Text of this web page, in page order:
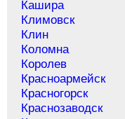
Кашира
Климовск
Клин
Коломна
Королев
Красноармейск
Красногорск
Краснозаводск